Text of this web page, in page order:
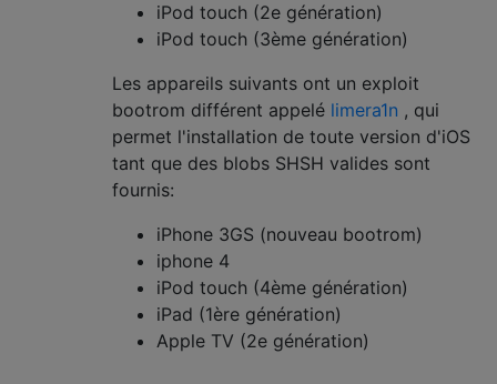
iPod touch (2e génération)
iPod touch (3ème génération)
Les appareils suivants ont un exploit
bootrom différent appelé limera1n , qui
permet l'installation de toute version d'iOS
tant que des blobs SHSH valides sont
fournis:
iPhone 3GS (nouveau bootrom)
iphone 4
iPod touch (4ème génération)
iPad (1ère génération)
Apple TV (2e génération)